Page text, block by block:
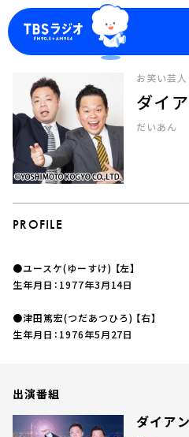
マイページ
ログイン
今日の番組表
トピックス
TBS Podcast
YouTube
会社情報
お笑い芸人
ダイ
だいあん
PROFILE
●ユースケ(ゆーすけ) 【左】
生年月日：1977年3月14日
●津田篤宏(つだあつひろ) 【右】
生年月日：1976年5月27日
出演番組
ダイア